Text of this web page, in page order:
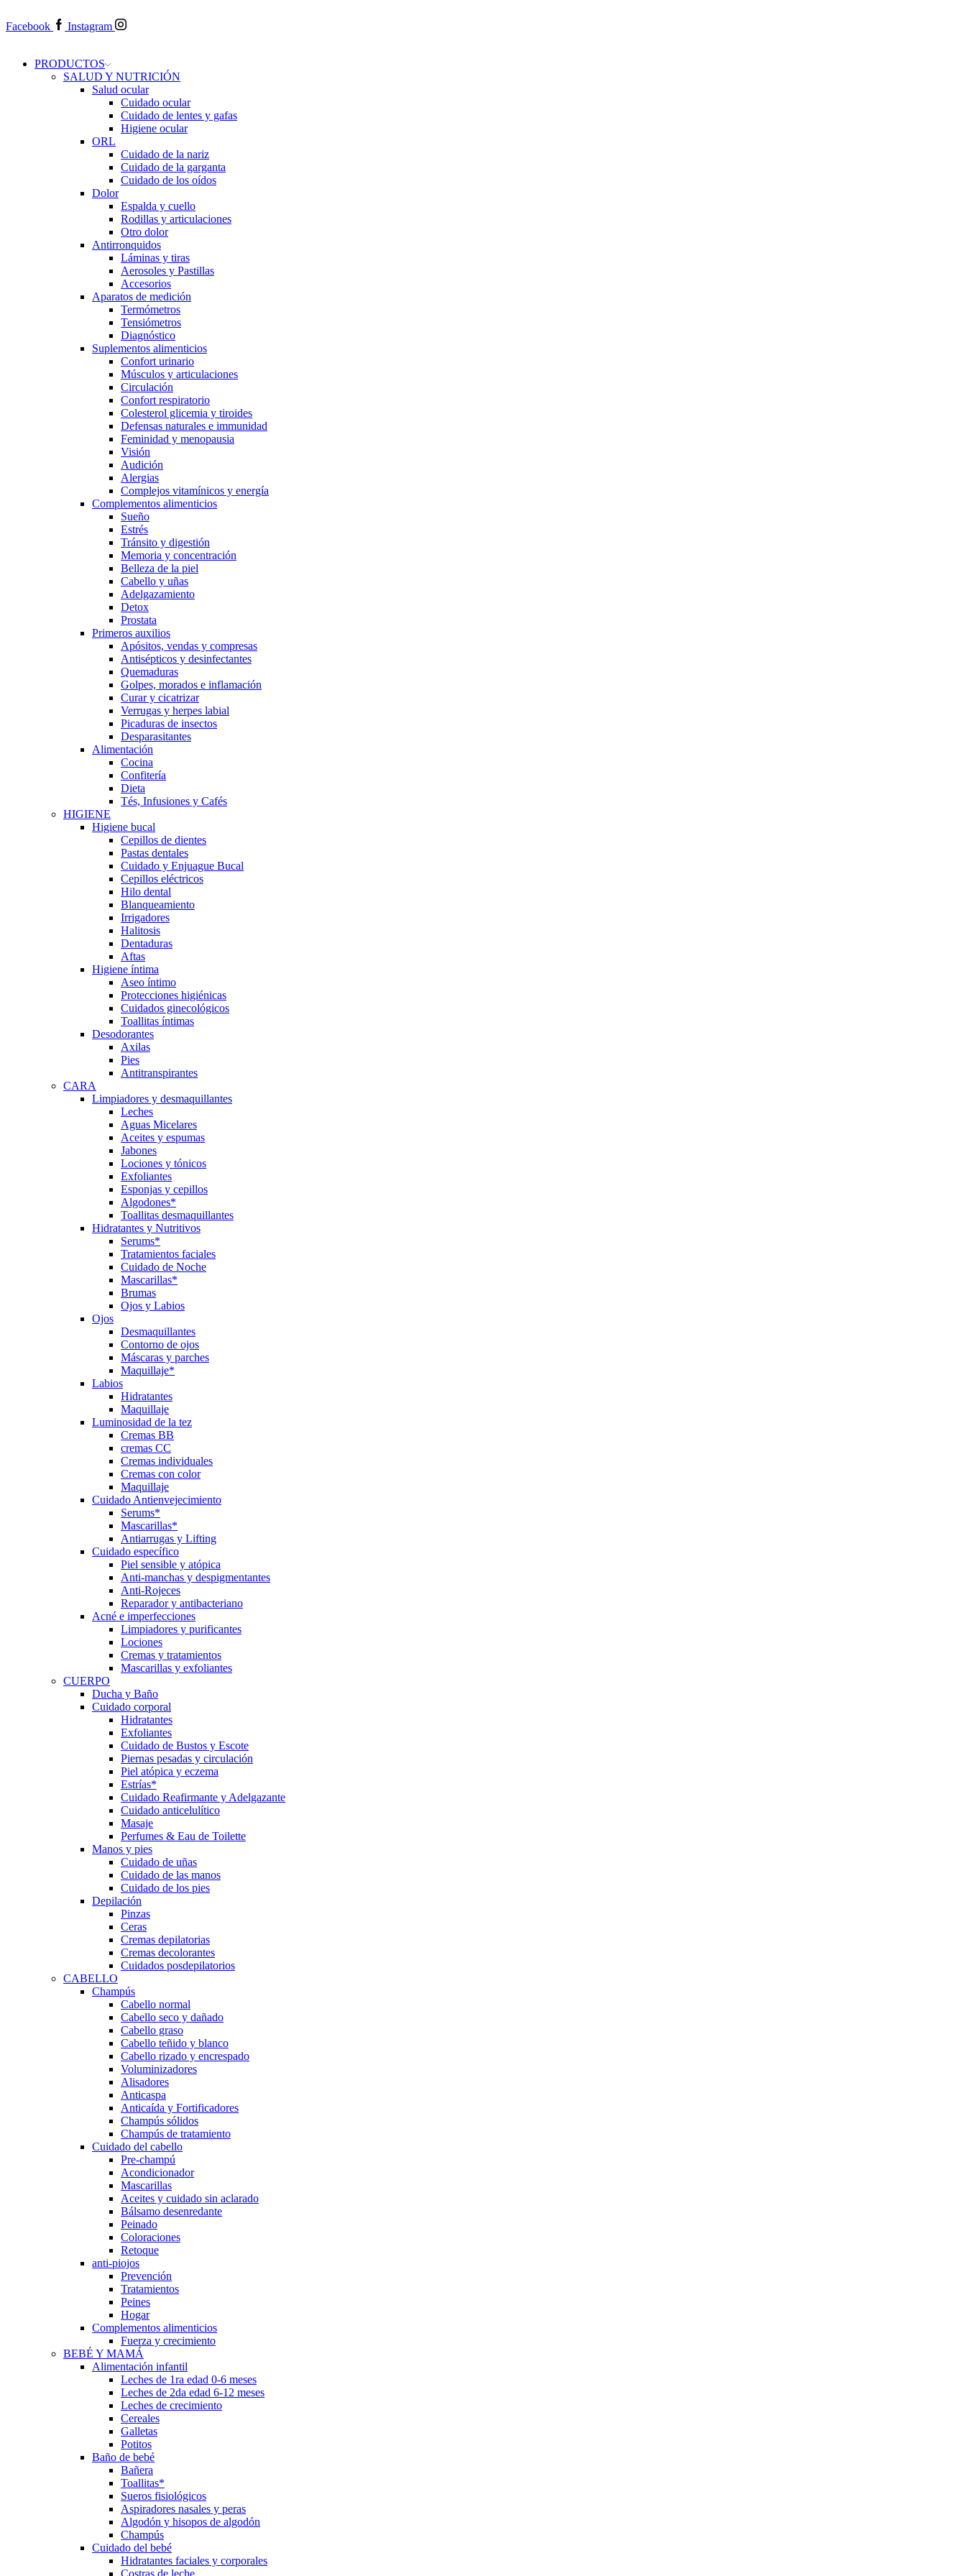
Facebook
Instagram
PRODUCTOS
SALUD Y NUTRICIÓN
Salud ocular
Cuidado ocular
Cuidado de lentes y gafas
Higiene ocular
ORL
​​Cuidado de la nariz
​​Cuidado de la garganta
​​Cuidado de los oídos
Dolor
Espalda y cuello
Rodillas y articulaciones
Otro dolor
Antirronquidos
Láminas y tiras
Aerosoles y Pastillas
Accesorios
Aparatos de medición
Termómetros
Tensiómetros
Diagnóstico
Suplementos alimenticios
Confort urinario
Músculos y articulaciones
Circulación
Confort respiratorio
Colesterol glicemia y tiroides
Defensas naturales e immunidad
Feminidad y menopausia
Visión
Audición
Alergias
Complejos vitamínicos y energía
Complementos alimenticios
Sueño
Estrés
Tránsito y digestión
Memoria y concentración
Belleza de la piel
Cabello y uñas
Adelgazamiento
Detox
Prostata
Primeros auxilios
Apósitos, vendas y compresas
Antisépticos y desinfectantes
Quemaduras
Golpes, morados e inflamación
Curar y cicatrizar
Verrugas y herpes labial
Picaduras de insectos
Desparasitantes
Alimentación
Cocina
Confitería
Dieta
Tés, Infusiones y Cafés
HIGIENE
Higiene bucal
Cepillos de dientes
Pastas dentales
Cuidado y Enjuague Bucal
Cepillos eléctricos
Hilo dental
Blanqueamiento
Irrigadores
Halitosis
Dentaduras
Aftas
Higiene íntima
Aseo íntimo
Protecciones higiénicas
Cuidados ginecológicos
Toallitas íntimas
Desodorantes
Axilas
Pies
Antitranspirantes
CARA
Limpiadores y desmaquillantes
Leches
Aguas Micelares
Aceites y espumas
Jabones
Lociones y tónicos
Exfoliantes
Esponjas y cepillos
Algodones*
Toallitas desmaquillantes
Hidratantes y Nutritivos
Serums*
Tratamientos faciales
Cuidado de Noche
Mascarillas*
Brumas
Ojos y Labios
Ojos
Desmaquillantes
Contorno de ojos
Máscaras y parches
Maquillaje*
Labios
Hidratantes
Maquillaje
Luminosidad de la tez
Cremas BB
cremas CC
Cremas individuales
Cremas con color
Maquillaje
Cuidado Antienvejecimiento
Serums*
Mascarillas*
Antiarrugas y Lifting
Cuidado específico
Piel sensible y atópica
Anti-manchas y despigmentantes
Anti-Rojeces
Reparador y antibacteriano
Acné e imperfecciones
Limpiadores y purificantes
Lociones
Cremas y tratamientos
Mascarillas y exfoliantes
CUERPO
Ducha y Baño
Cuidado corporal
Hidratantes
Exfoliantes
Cuidado de Bustos y Escote
Piernas pesadas y circulación
Piel atópica y eczema
Estrías*
Cuidado Reafirmante y Adelgazante
Cuidado anticelulítico
Masaje
Perfumes & Eau de Toilette
Manos y pies
Cuidado de uñas
Cuidado de las manos
Cuidado de los pies
Depilación
Pinzas
Ceras
Cremas depilatorias
Cremas decolorantes
Cuidados posdepilatorios
CABELLO
Champús
Cabello normal
Cabello seco y dañado
Cabello graso
Cabello teñido y blanco
Cabello rizado y encrespado
Voluminizadores
Alisadores
Anticaspa
Anticaída y Fortificadores
Champús sólidos
Champús de tratamiento
Cuidado del cabello
Pre-champú
Acondicionador
Mascarillas
Aceites y cuidado sin aclarado
Bálsamo desenredante
Peinado
Coloraciones
Retoque
anti-piojos
Prevención
Tratamientos
Peines
Hogar
Complementos alimenticios
Fuerza y crecimiento
BEBÉ Y MAMÁ
Alimentación infantil
Leches de 1ra edad 0-6 meses
Leches de 2da edad 6-12 meses
Leches de crecimiento
Cereales
Galletas
Potitos
Baño de bebé
Bañera
Toallitas*
Sueros fisiológicos
Aspiradores nasales y peras
Algodón y hisopos de algodón
Champús
Cuidado del bebé
Hidratantes faciales y corporales
Costras de leche